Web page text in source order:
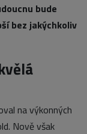
bude
bez jakýchkoliv
na výkonných
Nově však